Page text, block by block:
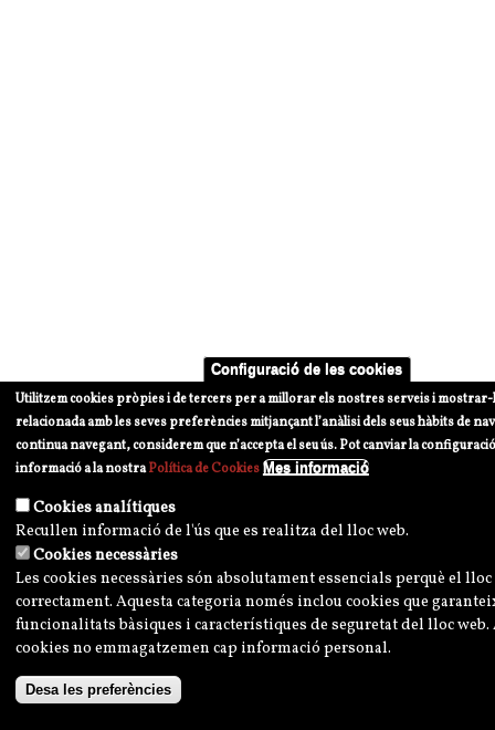
Configuració de les cookies
Utilitzem cookies pròpies i de tercers per a millorar els nostres serveis i
relacionada amb les seves preferències mitjançant l’anàlisi dels seus hàbits de
continua navegant, considerem que n’accepta el seu ús. Pot canviar la
informació a la nostraPolítica de Cookies Mes informació
Cookies analítiques
Recullen informació de l'ús que es realitza del lloc web.
Cookies necessàries
Les cookies necessàries són absolutament essencials perquè el
correctament. Aquesta categoria només inclou cookies que
funcionalitats bàsiques i característiques de seguretat del lloc web.
cookies no emmagatzemen cap informació personal.
Desa les preferències